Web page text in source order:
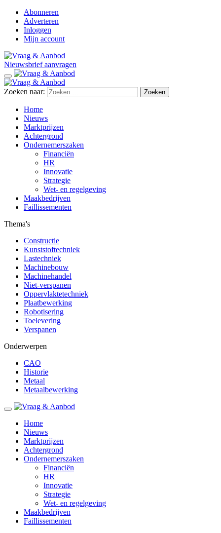
Abonneren
Adverteren
Inloggen
Mijn account
Nieuwsbrief aanvragen
Zoeken naar:
Home
Nieuws
Marktprijzen
Achtergrond
Ondernemerszaken
Financiën
HR
Innovatie
Strategie
Wet- en regelgeving
Maakbedrijven
Faillissementen
Thema's
Constructie
Kunststoftechniek
Lastechniek
Machinebouw
Machinehandel
Niet-verspanen
Oppervlaktetechniek
Plaatbewerking
Robotisering
Toelevering
Verspanen
Onderwerpen
CAO
Historie
Metaal
Metaalbewerking
Home
Nieuws
Marktprijzen
Achtergrond
Ondernemerszaken
Financiën
HR
Innovatie
Strategie
Wet- en regelgeving
Maakbedrijven
Faillissementen